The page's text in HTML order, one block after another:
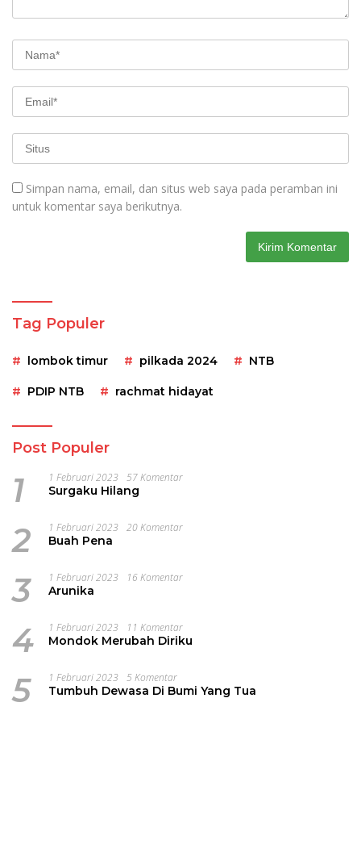
Simpan nama, email, dan situs web saya pada peramban ini
untuk komentar saya berikutnya.
Tag Populer
lombok timur pilkada 2024 NTB
PDIP NTB rachmat hidayat
Post Populer
1 1 Februari 2023 57 Komentar
Surgaku Hilang
2 1 Februari 2023 20 Komentar
Buah Pena
3 1 Februari 2023 16 Komentar
Arunika
4 1 Februari 2023 11 Komentar
Mondok Merubah Diriku
5 1 Februari 2023 5 Komentar
Tumbuh Dewasa Di Bumi Yang Tua